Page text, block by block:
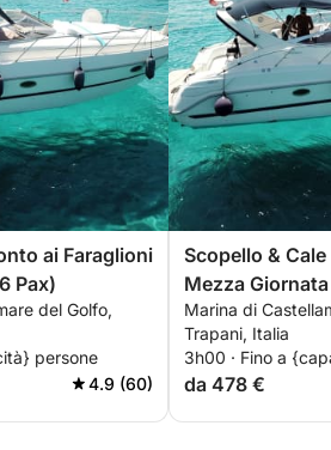
ai Faraglioni
Pax)
del Golfo,
persone
4.9 (60)
Scopello &
Mezza
Marina di
Trapani, Italia
3h00 · Fino a
da 478 €